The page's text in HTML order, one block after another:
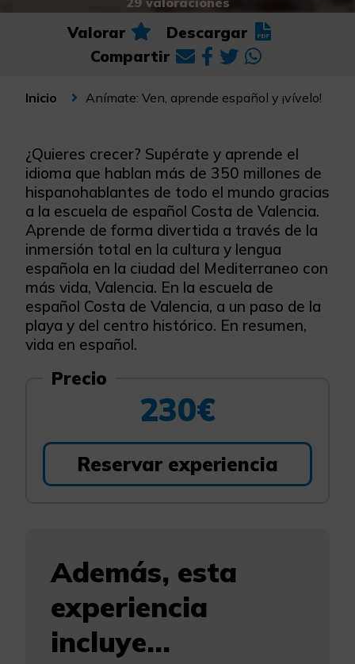
Valorar
Descargar
Compartir
Inicio Anímate: Ven, aprende español y ¡vívelo!
¿Quieres crecer? Supérate y aprende el
idioma que hablan más de 350 millones de
hispanohablantes de todo el mundo gracias
a la escuela de español Costa de Valencia.
Aprende de forma divertida a través de la
inmersión total en la cultura y lengua
española en la ciudad del Mediterraneo con
más vida, Valencia. En la escuela de
español Costa de Valencia, a un paso de la
playa y del centro histórico. En resumen,
vida en español.
Precio
230€
Reservar experiencia
Además, esta
experiencia
incluye...